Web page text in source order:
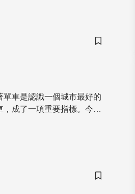
儲存書籤
車是認識一個城市最好的
成了一項重要指標。今天
儲存書籤